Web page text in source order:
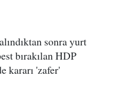
sonra yurt
bırakılan HDP
kararı 'zafer'